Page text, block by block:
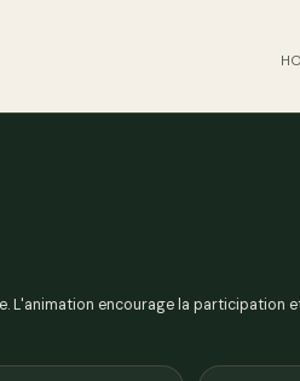
encourage la participation